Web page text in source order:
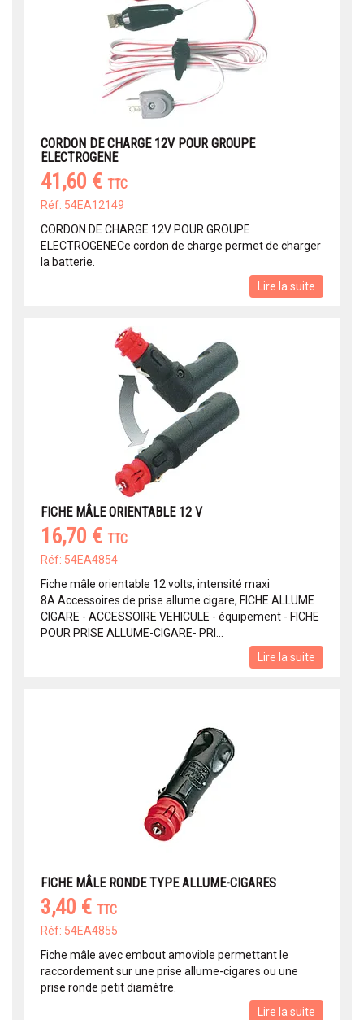
CORDON DE CHARGE 12V POUR GROUPE
ELECTROGENE
41,60 € TTC
Réf: 54EA12149
CORDON DE CHARGE 12V POUR GROUPE
ELECTROGENECe cordon de charge permet de charger
la batterie.
Lire la suite
FICHE MÂLE ORIENTABLE 12 V
16,70 € TTC
Réf: 54EA4854
Fiche mâle orientable 12 volts, intensité maxi
8A.Accessoires de prise allume cigare, FICHE ALLUME
CIGARE - ACCESSOIRE VEHICULE - équipement - FICHE
POUR PRISE ALLUME-CIGARE- PRI...
Lire la suite
FICHE MÂLE RONDE TYPE ALLUME-CIGARES
3,40 € TTC
Réf: 54EA4855
Fiche mâle avec embout amovible permettant le
raccordement sur une prise allume-cigares ou une
prise ronde petit diamètre.
Lire la suite